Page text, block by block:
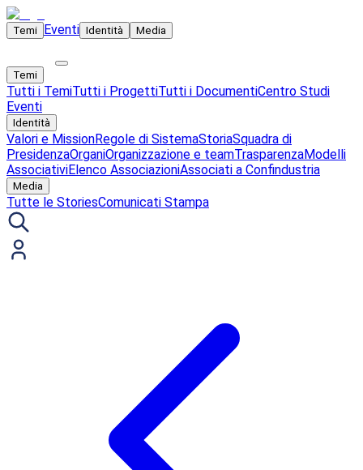
Temi Eventi Identità Media
Temi
Tutti i TemiTutti i ProgettiTutti i DocumentiCentro Studi
Eventi
Identità
Valori e MissionRegole di SistemaStoriaSquadra di
PresidenzaOrganiOrganizzazione e teamTrasparenzaModelli
AssociativiElenco AssociazioniAssociati a Confindustria
Media
Tutte le StoriesComunicati Stampa